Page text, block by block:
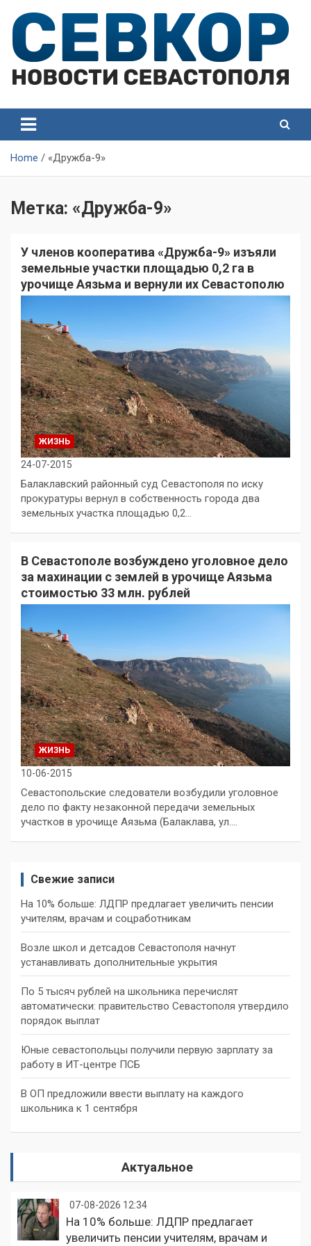
content
Севастополя
Севастополя
Home «Дружба-9»
Метка: «Дружба-9»
У членов кооператива «Дружба-9» изъяли
земельные участки площадью 0,2 га в
урочище Аязьма и вернули их Севастополю
ЖИЗНЬ
24-07-2015
Балаклавский районный суд Севастополя по иску
прокуратуры вернул в собственность города два
земельных участка площадью 0,2…
В Севастополе возбуждено уголовное дело
за махинации с землей в урочище Аязьма
стоимостью 33 млн. рублей
ЖИЗНЬ
10-06-2015
Севастопольские следователи возбудили уголовное
дело по факту незаконной передачи земельных
участков в урочище Аязьма (Балаклава, ул.…
Свежие записи
На 10% больше: ЛДПР предлагает увеличить пенсии
учителям, врачам и соцработникам
Возле школ и детсадов Севастополя начнут
устанавливать дополнительные укрытия
По 5 тысяч рублей на школьника перечислят
автоматически: правительство Севастополя утвердило
порядок выплат
Юные севастопольцы получили первую зарплату за
работу в ИТ-центре ПСБ
В ОП предложили ввести выплату на каждого
школьника к 1 сентября
Актуальное
07-08-2026 12:34
На 10% больше: ЛДПР предлагает
увеличить пенсии учителям, врачам и